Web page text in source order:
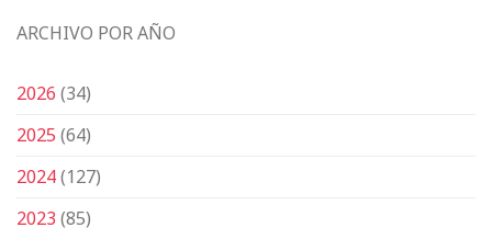
ARCHIVO POR AÑO
2026(34)
2025(64)
2024(127)
2023(85)